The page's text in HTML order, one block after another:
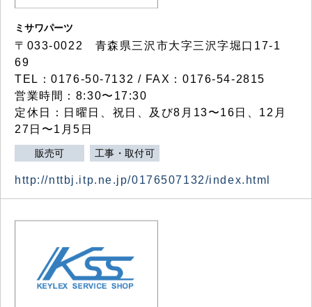
ミサワパーツ
〒033-0022 青森県三沢市大字三沢字堀口17-1
69
TEL：0176-50-7132 / FAX：0176-54-2815
営業時間：8:30〜17:30
定休日：日曜日、祝日、及び8月13〜16日、12月
27日〜1月5日
販売可 工事・取付可
http://nttbj.itp.ne.jp/0176507132/index.html